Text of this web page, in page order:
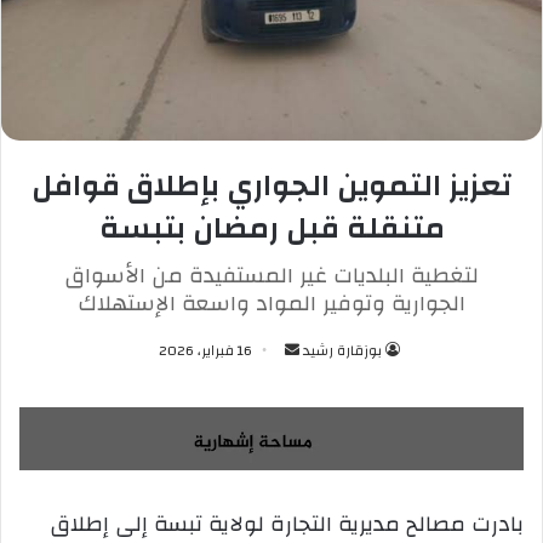
تعزيز التموين الجواري بإطلاق قوافل
متنقلة قبل رمضان بتبسة
لتغطية البلديات غير المستفيدة من الأسواق
الجوارية وتوفير المواد واسعة الإستهلاك
بوزقارة رشيد
س
ل
ب
ي
16 فبراير، 2026
بادرت مصالح مديرية التجارة لولاية تبسة إلى إطلاق